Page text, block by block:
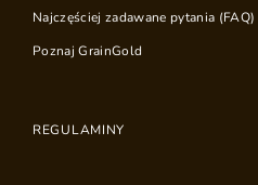
Najczęściej zadawane pytania (FAQ)
Poznaj GrainGold
REGULAMINY